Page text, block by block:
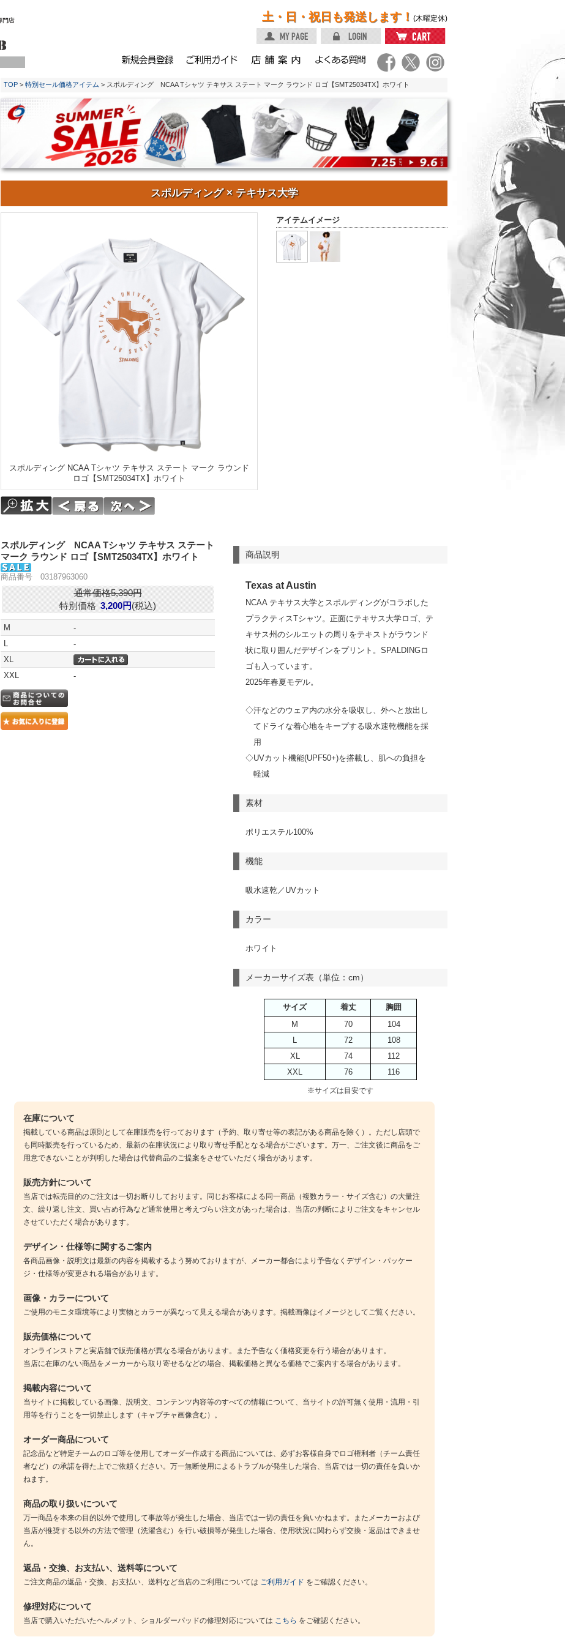
土・日・祝日も発送します！ (木曜定休)
TOP > 特別セール価格アイテム > スポルディング NCAA Tシャツ テキサス ステート マーク ラウンド ロゴ【SMT25034TX】ホワイト
スポルディング × テキサス大学
アイテムイメージ
スポルディング NCAA Tシャツ テキサス ステート マーク ラウンド
ロゴ【SMT25034TX】ホワイト
商品説明
Texas at Austin
NCAA テキサス大学とスポルディングがコラボした
プラクティスTシャツ。正面にテキサス大学ロゴ、テ
キサス州のシルエットの周りをテキストがラウンド
状に取り囲んだデザインをプリント。SPALDINGロ
ゴも入っています。
2025年春夏モデル。
◇汗などのウェア内の水分を吸収し、外へと放出し
てドライな着心地をキープする吸水速乾機能を採
用
◇UVカット機能(UPF50+)を搭載し、肌への負担を
軽減
素材
ポリエステル100%
機能
吸水速乾／UVカット
カラー
ホワイト
メーカーサイズ表（単位：cm）
サイズ 着丈
胸囲
M
70
104
L
72
108
XL
74
112
XXL
76 116
※サイズは目安です
スポルディング NCAA Tシャツ テキサス ステート
マーク ラウンド ロゴ【SMT25034TX】ホワイト
商品番号 03187963060
通常価格5,390円
特別価格 3,200円(税込)
M
-
L
-
XL
XXL
-
在庫について
掲載している商品は原則として在庫販売を行っております（予約、取り寄せ等の表記がある商品を除く）。ただし店頭で
も同時販売を行っているため、最新の在庫状況により取り寄せ手配となる場合がございます。万一、ご注文後に商品をご
用意できないことが判明した場合は代替商品のご提案をさせていただく場合があります。
販売方針について
当店では転売目的のご注文は一切お断りしております。同じお客様による同一商品（複数カラー・サイズ含む）の大量注
文、繰り返し注文、買い占め行為など通常使用と考えづらい注文があった場合は、当店の判断によりご注文をキャンセル
させていただく場合があります。
デザイン・仕様等に関するご案内
各商品画像・説明文は最新の内容を掲載するよう努めておりますが、メーカー都合により予告なくデザイン・パッケー
ジ・仕様等が変更される場合があります。
画像・カラーについて
ご使用のモニタ環境等により実物とカラーが異なって見える場合があります。掲載画像はイメージとしてご覧ください。
販売価格について
オンラインストアと実店舗で販売価格が異なる場合があります。また予告なく価格変更を行う場合があります。
当店に在庫のない商品をメーカーから取り寄せるなどの場合、掲載価格と異なる価格でご案内する場合があります。
掲載内容について
当サイトに掲載している画像、説明文、コンテンツ内容等のすべての情報について、当サイトの許可無く使用・流用・引
用等を行うことを一切禁止します（キャプチャ画像含む）。
オーダー商品について
記念品など特定チームのロゴ等を使用してオーダー作成する商品については、必ずお客様自身でロゴ権利者（チーム責任
者など）の承諾を得た上でご依頼ください。万一無断使用によるトラブルが発生した場合、当店では一切の責任を負いか
ねます。
商品の取り扱いについて
万一商品を本来の目的以外で使用して事故等が発生した場合、当店では一切の責任を負いかねます。またメーカーおよび
当店が推奨する以外の方法で管理（洗濯含む）を行い破損等が発生した場合、使用状況に関わらず交換・返品はできませ
ん。
返品・交換、お支払い、送料等について
ご注文商品の返品・交換、お支払い、送料など当店のご利用については ご利用ガイド をご確認ください。
修理対応について
当店で購入いただいたヘルメット、ショルダーパッドの修理対応については こちら をご確認ください。